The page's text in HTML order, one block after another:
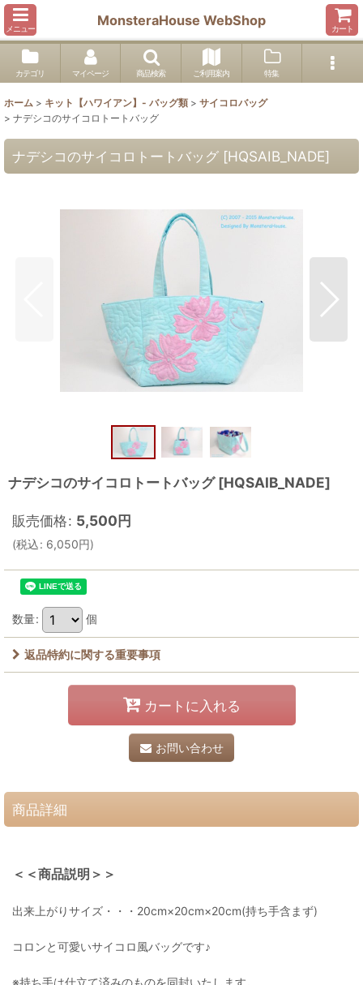
メニュー
MonsteraHouse WebShop
カート
カテゴリ マイページ 商品検索 ご利用案内 特集
ホーム > キット【ハワイアン】- バッグ類 > サイコロバッグ
> ナデシコのサイコロトートバッグ
ナデシコのサイコロトートバッグ [HQSAIB_NADE]
ナデシコのサイコロトートバッグ [HQSAIB_NADE]
販売価格: 5,500円
(税込: 6,050円)
数量: 個
返品特約に関する重要事項
カートに入れる
お問い合わせ
商品詳細
＜＜商品説明＞＞
出来上がりサイズ・・・20cm×20cm×20cm(持ち手含まず)
コロンと可愛いサイコロ風バッグです♪
※持ち手は仕立て済みのものを同封いたします。